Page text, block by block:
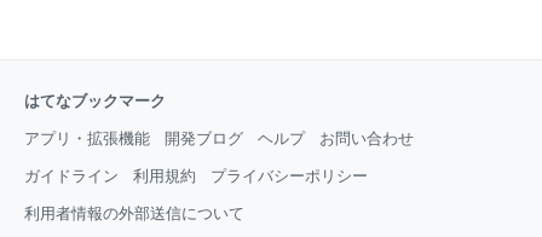
はてなブックマーク
アプリ・拡張機能 開発ブログ ヘルプ お問い合わせ
ガイドライン 利用規約 プライバシーポリシー
利用者情報の外部送信について